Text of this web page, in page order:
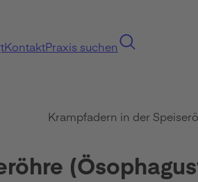
KontaktPraxis suchen
Krampfadern in der